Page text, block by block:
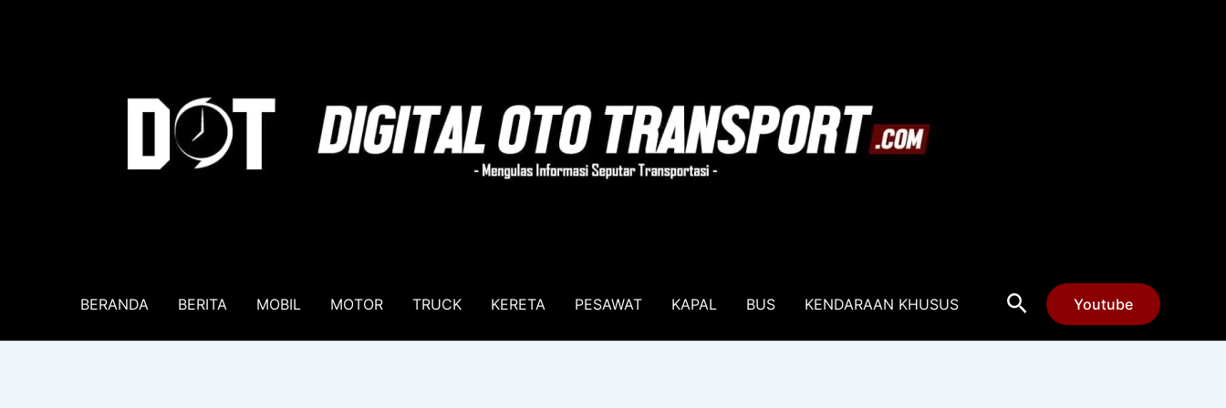
BERANDA BERITA MOBIL MOTOR TRUCK KERETA PESAWAT KAPAL BUS KENDARAAN KHUSUS Cari Youtube